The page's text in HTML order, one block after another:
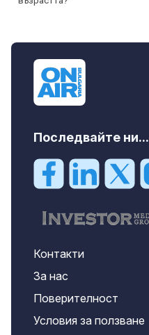
Последвайте ни...
Контакти
За нас
Поверителност
Условия за ползване